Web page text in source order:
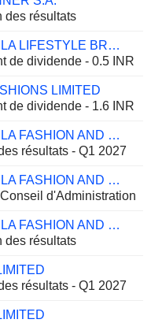
des résultats
ADITYA BIRLA LIFESTYLE BRANDS LIMITED
de dividende - 0.5 INR
LIMITED
de dividende - 1.6 INR
ADITYA BIRLA FASHION AND RETAIL LIMITED
résultats - Q1 2027
ADITYA BIRLA FASHION AND RETAIL LIMITED
d'Administration
ADITYA BIRLA FASHION AND RETAIL LIMITED
des résultats
résultats - Q1 2027